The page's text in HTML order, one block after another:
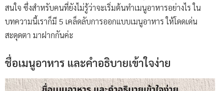
สนใจ ซึ่งสำหรับคนที่ยังไม่รู้ว่าจะเริ่มต้นทำเมนูอาหารอย่างไร ใน
บทความนี้เราก็มี 5 เคล็ดลับการออกแบบเมนูอาหาร ให้โดดเด่น
สะดุดตา มาฝากกันค่ะ
ชื่อเมนูอาหาร และคำอธิบายเข้าใจง่าย